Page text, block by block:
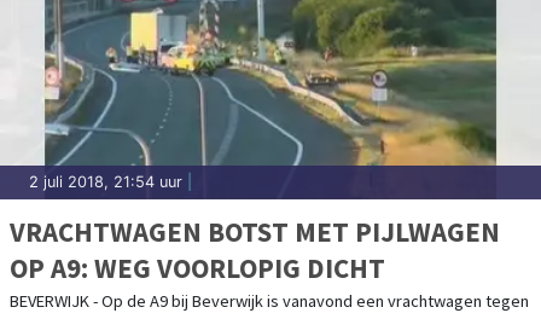
2 juli 2018, 21:54 uur
VRACHTWAGEN BOTST MET PIJLWAGEN
OP A9: WEG VOORLOPIG DICHT
BEVERWIJK - Op de A9 bij Beverwijk is vanavond een vrachtwagen tegen